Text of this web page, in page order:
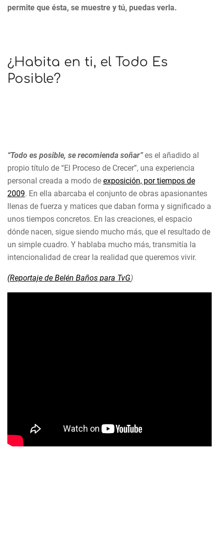
permite que ésta, se muestre y tú, puedas verla.
¿Habita en ti, el Todo Es
Posible?
“Todo es posible, se recomienda soñar”es el añadido al
propio título de “El Proceso de Crecer”, una experiencia
personal creada a modo de exposición, por tiempos de
2009. En ella abarcaba el conjunto de obras apasionantes
llenas de fuerza y matices que daban forma y significado a
unos tiempos concretos. En las creaciones, el espacio
dónde nacen, sigue siendo mucho más, que el resultado de
un simple cuadro. Y hablaba mucho más, transmitía la
intencionalidad de crear la realidad que queremos vivir.
(Reportaje de Belén Baños para TvG)